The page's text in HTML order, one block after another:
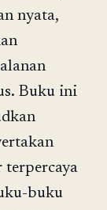
nyata,
Buku ini
terpercaya
buku